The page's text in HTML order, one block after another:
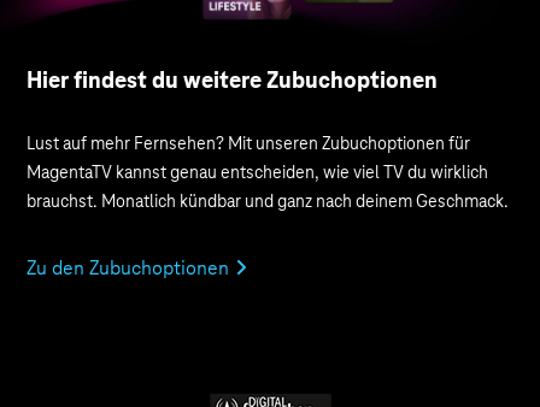
Hier findest du weitere Zubuchoptionen
Lust auf mehr Fernsehen? Mit unseren Zubuch­optionen für
MagentaTV kannst genau entscheiden, wie viel TV du wirklich
brauchst. Monatlich kündbar und ganz nach deinem Geschmack.
Zu den Zubuchoptionen